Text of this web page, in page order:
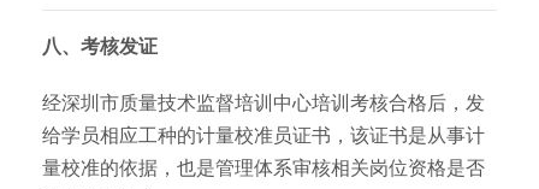
八、考核发证
经深圳市质量技术监督培训中心培训考核合格后，发
给学员相应工种的计量校准员证书，该证书是从事计
量校准的依据，也是管理体系审核相关岗位资格是否